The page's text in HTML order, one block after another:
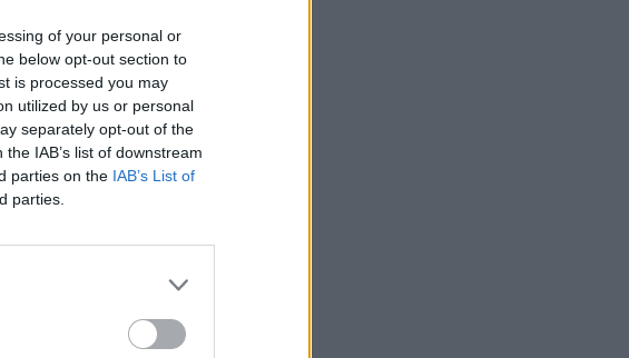
of your personal or
below opt-out section to
is processed you may
utilized by us or personal
separately opt-out of the
IAB’s list of downstream
parties on the IAB’s List of
parties.